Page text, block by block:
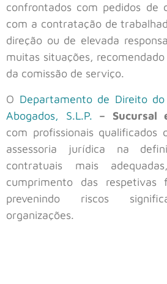
confrontados com pedidos de
com a contratação de
direção ou de elevada
muitas situações,
da comissão de serviço.
O Departamento de Direito
Abogados, S.L.P. – Sucursal
com profissionais qualificados
assessoria jurídica na
contratuais mais
cumprimento das respetivas
prevenindo riscos
organizações.